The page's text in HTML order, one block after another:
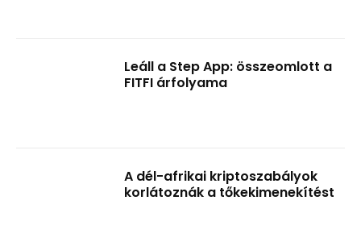
Leáll a Step App: összeomlott a
FITFI árfolyama
A dél-afrikai kriptoszabályok
korlátoznák a tőkekimenekítést